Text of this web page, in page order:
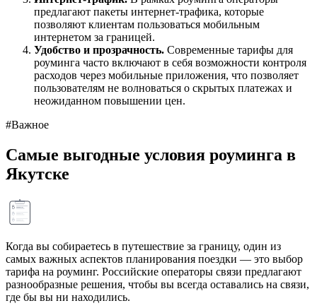
предлагают пакеты интернет-трафика, которые
позволяют клиентам пользоваться мобильным
интернетом за границей.
Удобство и прозрачность. Современные тарифы для
роуминга часто включают в себя возможности контроля
расходов через мобильные приложения, что позволяет
пользователям не волноваться о скрытых платежах и
неожиданном повышении цен.
#Важное
Самые выгодные условия роуминга в
Якутске
Когда вы собираетесь в путешествие за границу, один из
самых важных аспектов планирования поездки — это выбор
тарифа на роуминг. Российские операторы связи предлагают
разнообразные решения, чтобы вы всегда оставались на связи,
где бы вы ни находились.